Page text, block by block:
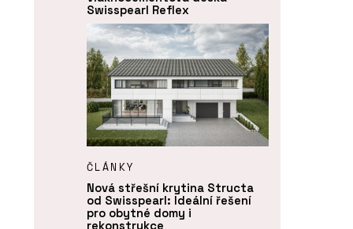
Swisspearl Reflex
ČLÁNKY
Nová střešní krytina Structa
od Swisspearl: Ideální řešení
pro obytné domy i
rekonstrukce